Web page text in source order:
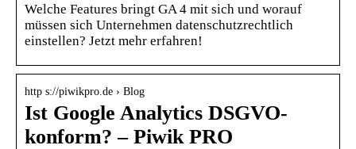
Welche Features bringt GA 4 mit sich und worauf
müssen sich Unternehmen datenschutzrechtlich
einstellen? Jetzt mehr erfahren!
http s://piwikpro.de › Blog
Ist Google Analytics DSGVO-
konform? – Piwik PRO